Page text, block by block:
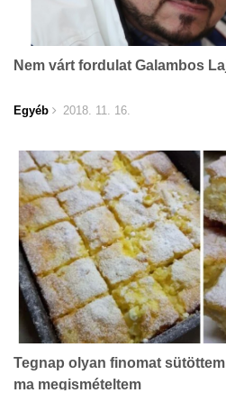
Nem várt fordulat Galambos
Egyéb 2018. 11. 16.
Tegnap olyan finomat
ma megismételtem